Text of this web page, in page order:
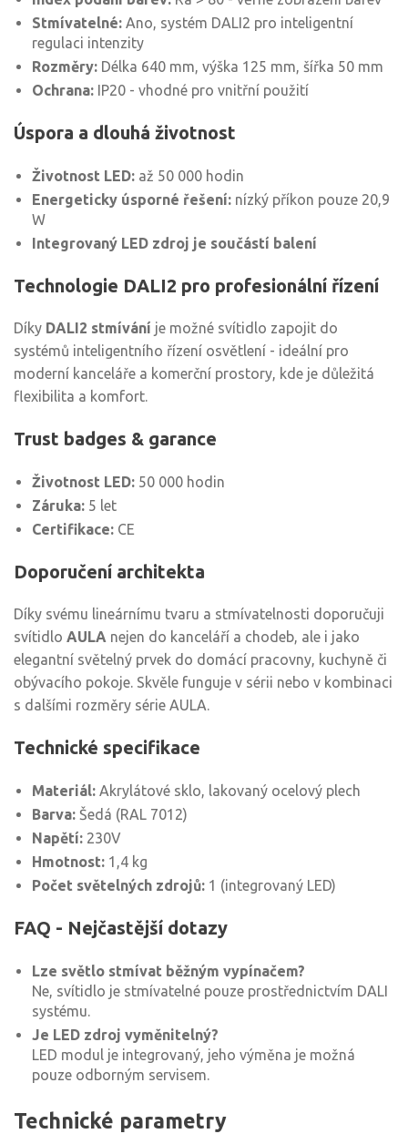
Stmívatelné: Ano, systém DALI2 pro inteligentní
regulaci intenzity
Rozměry: Délka 640 mm, výška 125 mm, šířka 50 mm
Ochrana: IP20 - vhodné pro vnitřní použití
Úspora a dlouhá životnost
Životnost LED: až 50 000 hodin
Energeticky úsporné řešení: nízký příkon pouze 20,9
W
Integrovaný LED zdroj je součástí balení
Technologie DALI2 pro profesionální řízení
Díky DALI2 stmívání je možné svítidlo zapojit do
systémů inteligentního řízení osvětlení - ideální pro
moderní kanceláře a komerční prostory, kde je důležitá
flexibilita a komfort.
Trust badges & garance
Životnost LED: 50 000 hodin
Záruka: 5 let
Certifikace: CE
Doporučení architekta
Díky svému lineárnímu tvaru a stmívatelnosti doporučuji
svítidlo AULA nejen do kanceláří a chodeb, ale i jako
elegantní světelný prvek do domácí pracovny, kuchyně či
obývacího pokoje. Skvěle funguje v sérii nebo v kombinaci
s dalšími rozměry série AULA.
Technické specifikace
Materiál: Akrylátové sklo, lakovaný ocelový plech
Barva: Šedá (RAL 7012)
Napětí: 230V
Hmotnost: 1,4 kg
Počet světelných zdrojů: 1 (integrovaný LED)
FAQ - Nejčastější dotazy
Lze světlo stmívat běžným vypínačem?
Ne, svítidlo je stmívatelné pouze prostřednictvím DALI
systému.
Je LED zdroj vyměnitelný?
LED modul je integrovaný, jeho výměna je možná
pouze odborným servisem.
Technické parametry